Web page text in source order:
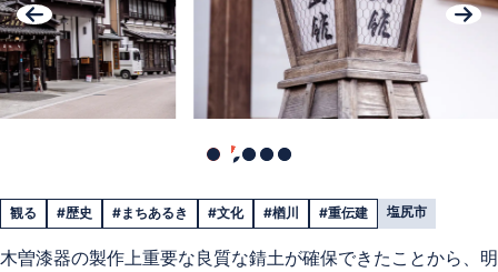
観る #歴史 #まちあるき #文化 #楢川 #重伝建 塩尻市
木曽漆器の製作上重要な良質な錆土が確保できたことから、明